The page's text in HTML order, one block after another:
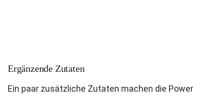
Ergänzende Zutaten
Ein paar zusätzliche Zutaten machen die Power